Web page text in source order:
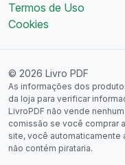
Termos de Uso
Cookies
© 2026 Livro PDF
As informações dos
da loja para verificar
LivroPDF não vende
comissão se você comprar
site, você automaticamente
não contém pirataria.